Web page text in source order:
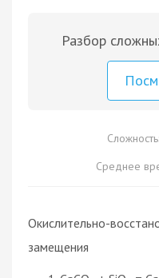
Разбор
Сложность:
Среднее
Окислительно-
замещения